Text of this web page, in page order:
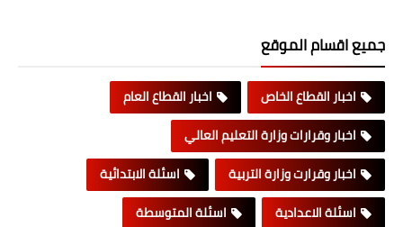
جميع اقسام الموقع
اخبار القطاع الخاص
اخبار القطاع العام
اخبار وقرارات وزارة التعليم العالي
اخبار وقرارت وزارة التربية
اسئلة الابتدائية
اسئلة الاعدادية
اسئلة المتوسطة